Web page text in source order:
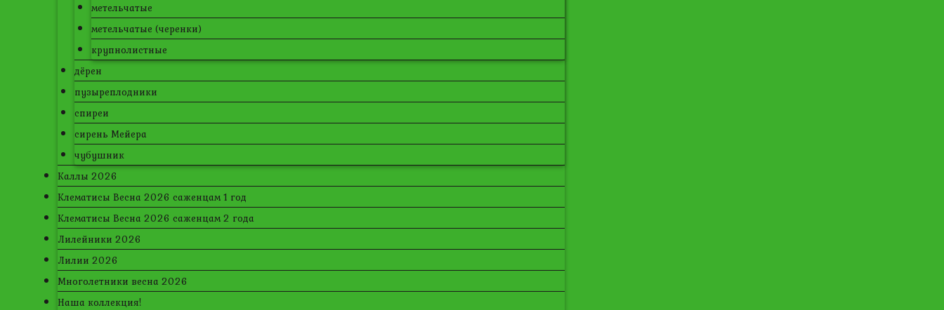
метельчатые
метельчатые (черенки)
крупнолистные
дёрен
пузыреплодники
спиреи
сирень Мейера
чубушник
Каллы 2026
Клематисы Весна 2026 саженцам 1 год
Клематисы Весна 2026 саженцам 2 года
Лилейники 2026
Лилии 2026
Многолетники весна 2026
Наша коллекция!